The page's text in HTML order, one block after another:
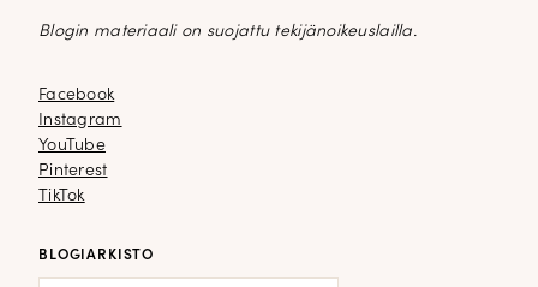
Blogin materiaali on suojattu tekijänoikeuslailla.
Facebook
Facebook
Instagram
Instagram
YouTube
YouTube
Pinterest
Pinterest
TikTok
TikTok
BLOGIARKISTO